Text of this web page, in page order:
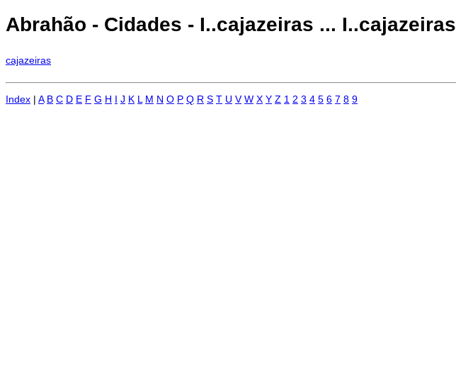
Abrahão - Cidades - I..cajazeiras ... I..cajazeiras
cajazeiras
Index | A B C D E F G H I J K L M N O P Q R S T U V W X Y Z 1 2 3 4 5 6 7 8 9